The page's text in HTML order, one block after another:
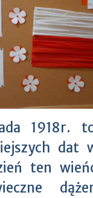
1918r.
dat
ten